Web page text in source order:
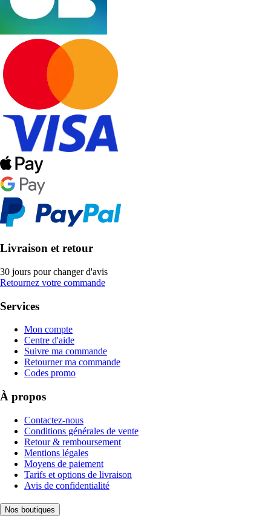
Livraison et retour
30 jours pour changer d'avis
Retournez votre commande
Services
Mon compte
Centre d'aide
Suivre ma commande
Retourner ma commande
Codes promo
À propos
Contactez-nous
Conditions générales de vente
Retour & remboursement
Mentions légales
Moyens de paiement
Tarifs et options de livraison
Avis de confidentialité
Nos boutiques